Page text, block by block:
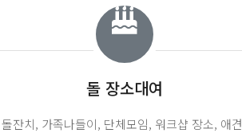
돌 장소대여
돌잔치, 가족나들이, 단체모임, 워크샵 장소, 애견